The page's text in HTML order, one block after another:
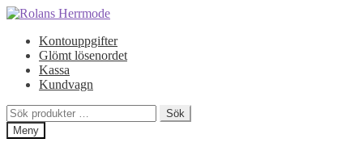
Hoppa
navigering
Hoppa
innehållKontouppgifter
Glömt lösenordet
Kassa
Kundvagn
Sök
efter:
Sök
Meny